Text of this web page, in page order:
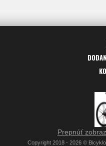
Prepnúť
Copyright 2018 - 2026 ©